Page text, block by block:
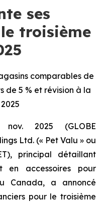
ses
troisième
comparables de
de 5 % et révision à la
nov. 2025 (GLOBE
Ltd. (« Pet Valu » ou
principal détaillant
en accessoires pour
Canada, a annoncé
pour le troisième